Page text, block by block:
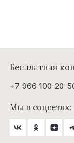
Бесплатная
+7 966 100-20-
Мы в соцсетях: